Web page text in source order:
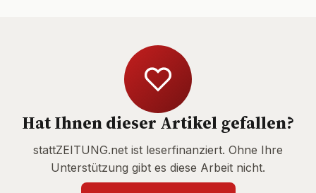
Hat Ihnen dieser Artikel gefallen?
stattZEITUNG.net ist leserfinanziert. Ohne Ihre
Unterstützung gibt es diese Arbeit nicht.